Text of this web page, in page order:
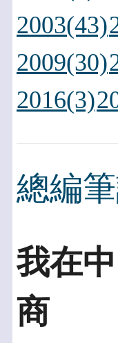
2003(43)
2009(30)
2016(3)
總編
我在
商